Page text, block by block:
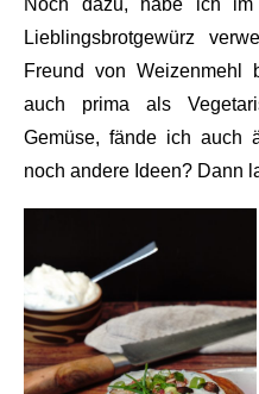
Noch dazu, habe ich
Lieblingsbrotgewürz
Freund von Weizenmehl
auch prima als
Gemüse, fände ich auch
noch andere Ideen? Dann